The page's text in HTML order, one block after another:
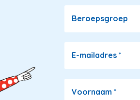
Beroepsgroep
E-mailadres *
Voornaam *